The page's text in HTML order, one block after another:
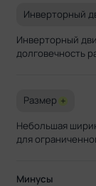
Инверторный
Инверторный
долговечность
Размер +
Небольшая
для
Минусы